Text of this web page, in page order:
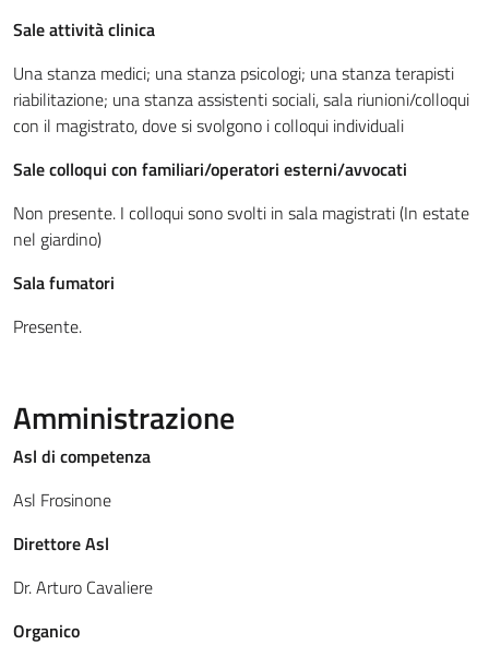
Sale attività clinica
Una stanza medici; una stanza psicologi; una stanza terapisti
riabilitazione; una stanza assistenti sociali, sala riunioni/colloqui
con il magistrato, dove si svolgono i colloqui individuali
Sale colloqui con familiari/operatori esterni/avvocati
Non presente. I colloqui sono svolti in sala magistrati (In estate
nel giardino)
Sala fumatori
Presente.
Amministrazione
Asl di competenza
Asl Frosinone
Direttore Asl
Dr. Arturo Cavaliere
Organico